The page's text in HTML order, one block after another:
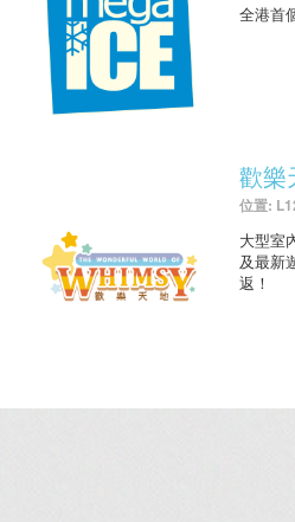
全港首
歡樂
位置:
大型室
及最新
返！